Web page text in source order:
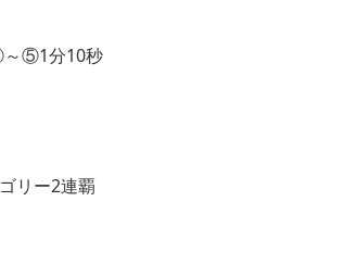
⑤1分10秒
リー2連覇